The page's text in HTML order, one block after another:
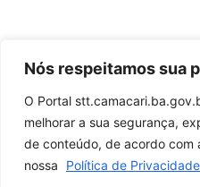
Nós respeitamos sua
O Portal
melhorar a sua segurança,
de conteúdo, de acordo com
nossa
Política de
Confira a autenticidade
STT
VALIDAR